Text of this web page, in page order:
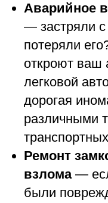
Аварийное
— застряли
потеряли
откроют ваш
легковой
дорогая
различными
Ремонт
взлома—
были